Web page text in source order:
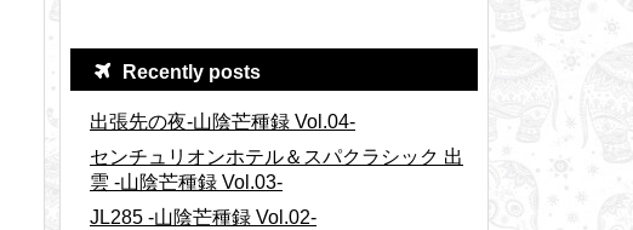
Recently posts
出張先の夜-山陰芒種録 Vol.04-
センチュリオンホテル＆スパクラシック 出
雲 -山陰芒種録 Vol.03-
JL285 -山陰芒種録 Vol.02-